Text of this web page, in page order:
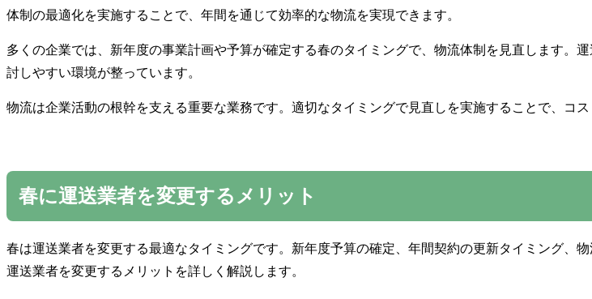
体制の最適化を実施することで、年間を通じて効率的な物流を実現できます。
多くの企業では、新年度の事業計画や予算が確定する春のタイミングで、物流体制を見直します。
討しやすい環境が整っています。
物流は企業活動の根幹を支える重要な業務です。適切なタイミングで見直しを実施することで、コ
春に運送業者を変更するメリット
春は運送業者を変更する最適なタイミングです。新年度予算の確定、年間契約の更新タイミング、
運送業者を変更するメリットを詳しく解説します。